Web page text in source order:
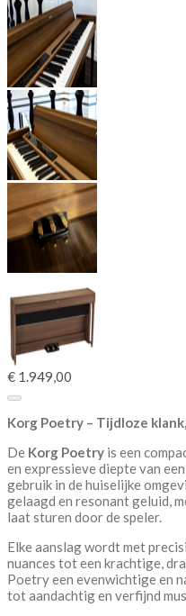
€ 1.949,00
Korg Poetry – Tijdloze
De Korg Poetry is een
en expressieve diepte van
gebruik in de huiselijke
gelaagd en resonant geluid,
laat sturen door de speler.
Elke aanslag wordt met
nuances tot een krachtige,
Poetry een evenwichtige en
tot aandachtig en verfijnd